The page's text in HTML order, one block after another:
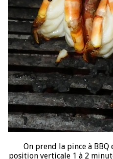
On prend la pince à BBQ
position verticale 1 à 2